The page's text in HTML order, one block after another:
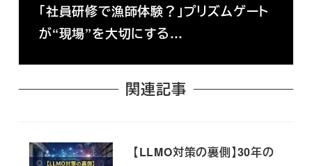
「社員研修で漁師体験？」プリズムゲート
が“現場”を大切にする…
関連記事
【LLMO対策の裏側】30年の